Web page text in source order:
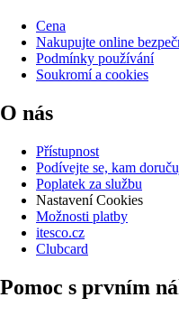
Cena
Nakupujte online
Podmínky používání
Soukromí a cookies
O nás
Přístupnost
Podívejte se, kam
Poplatek za službu
Nastavení Cookies
Možnosti platby
itesco.cz
Clubcard
Pomoc s prvním